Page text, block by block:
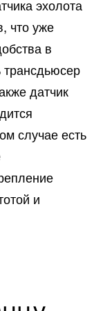
эхолота
что уже
в
трансдьюсер
датчик
случае есть
и